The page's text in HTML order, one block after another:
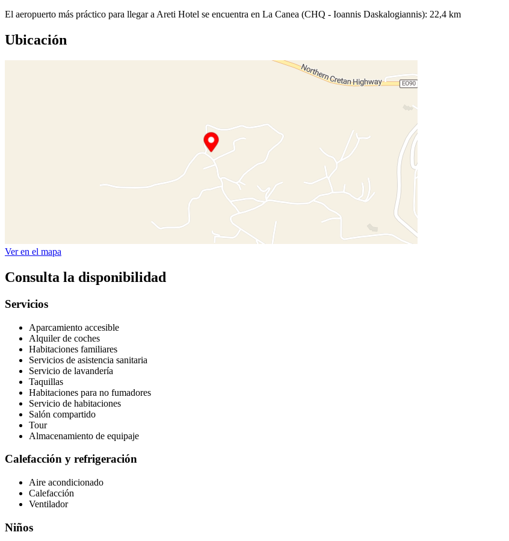
El aeropuerto más práctico para llegar a Areti Hotel se encuentra en La Canea (CHQ - Ioannis Daskalogiannis): 22,4 km
Ubicación
Ver en el mapa
Consulta la disponibilidad
Servicios
Aparcamiento accesible
Alquiler de coches
Habitaciones familiares
Servicios de asistencia sanitaria
Servicio de lavandería
Taquillas
Habitaciones para no fumadores
Servicio de habitaciones
Salón compartido
Tour
Almacenamiento de equipaje
Calefacción y refrigeración
Aire acondicionado
Calefacción
Ventilador
Niños